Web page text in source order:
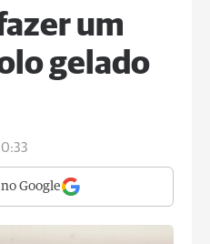
um
gelado
no Google